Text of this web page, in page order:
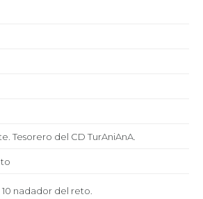
Tesorero del CD TurAniAnA.
nadador del reto.